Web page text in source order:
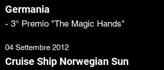
Germania
- 3° Premio "The Magic Hands"
04 Settembre 2012
Cruise Ship Norwegian Sun